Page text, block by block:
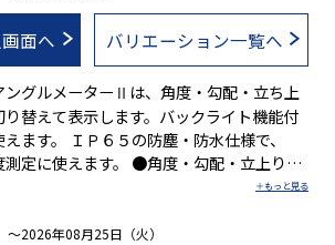
面へ バリエーション一覧へ
ングルメーターⅡは、角度・勾配・立ち上
替えて表示します。バックライト機能付
ます。 ＩＰ６５の防塵・防水仕様で、
。 ●角度・勾配・立上りの
塵・防水性能：ＩＰ６５ ●水平・垂直をＢ
●どんな角度でも基準点に設定可能 ●見え
ホールド機能付 ●見やすいバックライト
2026年08月25日（火）